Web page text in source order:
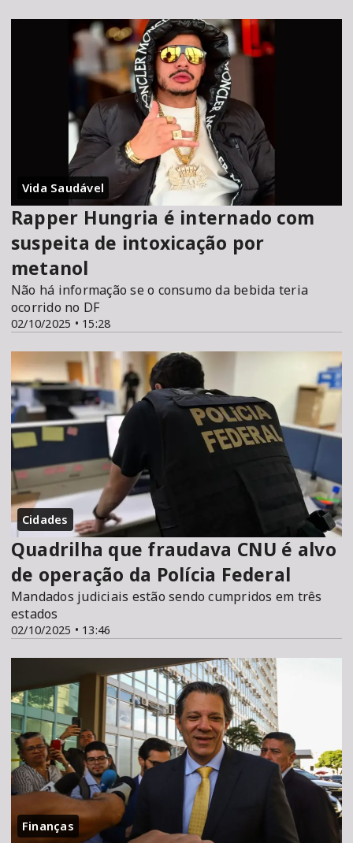
Vida Saudável
02/10/2025 • 15:28
Rapper Hungria é internado com
suspeita de intoxicação por
metanol
Não há informação se o consumo da bebida teria
ocorrido no DF
Cidades
02/10/2025 • 13:46
Quadrilha que fraudava CNU é alvo
de operação da Polícia Federal
Mandados judiciais estão sendo cumpridos em três
estados
Finanças